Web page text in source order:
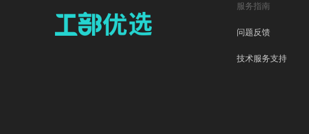
服务指南
问题反馈
技术服务支持